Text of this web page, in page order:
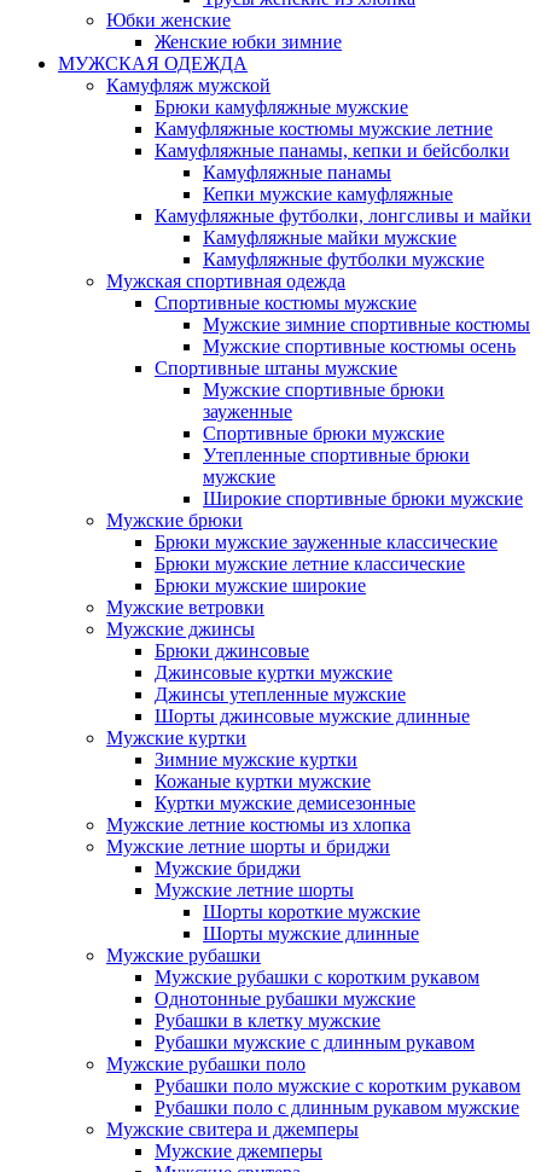
Юбки женские
Женские юбки зимние
МУЖСКАЯ ОДЕЖДА
Камуфляж мужской
Брюки камуфляжные мужские
Камуфляжные костюмы мужские летние
Камуфляжные панамы, кепки и бейсболки
Камуфляжные панамы
Кепки мужские камуфляжные
Камуфляжные футболки, лонгсливы и майки
Камуфляжные майки мужские
Камуфляжные футболки мужские
Мужская спортивная одежда
Спортивные костюмы мужские
Мужские зимние спортивные костюмы
Мужские спортивные костюмы осень
Спортивные штаны мужские
Мужские спортивные брюки
зауженные
Спортивные брюки мужские
Утепленные спортивные брюки
мужские
Широкие спортивные брюки мужские
Мужские брюки
Брюки мужские зауженные классические
Брюки мужские летние классические
Брюки мужские широкие
Мужские ветровки
Мужские джинсы
Брюки джинсовые
Джинсовые куртки мужские
Джинсы утепленные мужские
Шорты джинсовые мужские длинные
Мужские куртки
Зимние мужские куртки
Кожаные куртки мужские
Куртки мужские демисезонные
Мужские летние костюмы из хлопка
Мужские летние шорты и бриджи
Мужские бриджи
Мужские летние шорты
Шорты короткие мужские
Шорты мужские длинные
Мужские рубашки
Мужские рубашки с коротким рукавом
Однотонные рубашки мужские
Рубашки в клетку мужские
Рубашки мужские с длинным рукавом
Мужские рубашки поло
Рубашки поло мужские с коротким рукавом
Рубашки поло с длинным рукавом мужские
Мужские свитера и джемперы
Мужские джемперы